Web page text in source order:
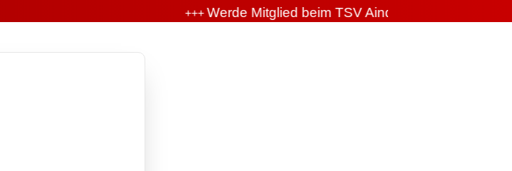
+++Werde Mitglied beim TSV Aindling